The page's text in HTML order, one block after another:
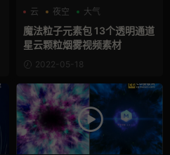
云
夜空 大气
魔法粒子元素包 13个透明通道
星云颗粒烟雾视频素材
2022-05-18